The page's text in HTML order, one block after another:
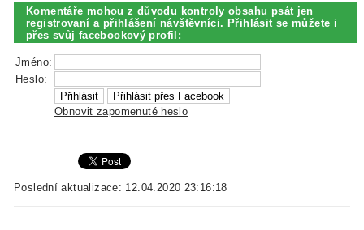
Komentáře mohou z důvodu kontroly obsahu psát jen
registrovaní a přihlášení návštěvníci. Přihlásit se můžete i
přes svůj facebookový profil:
Jméno:
Heslo:
Obnovit zapomenuté heslo
Poslední aktualizace: 12.04.2020 23:16:18